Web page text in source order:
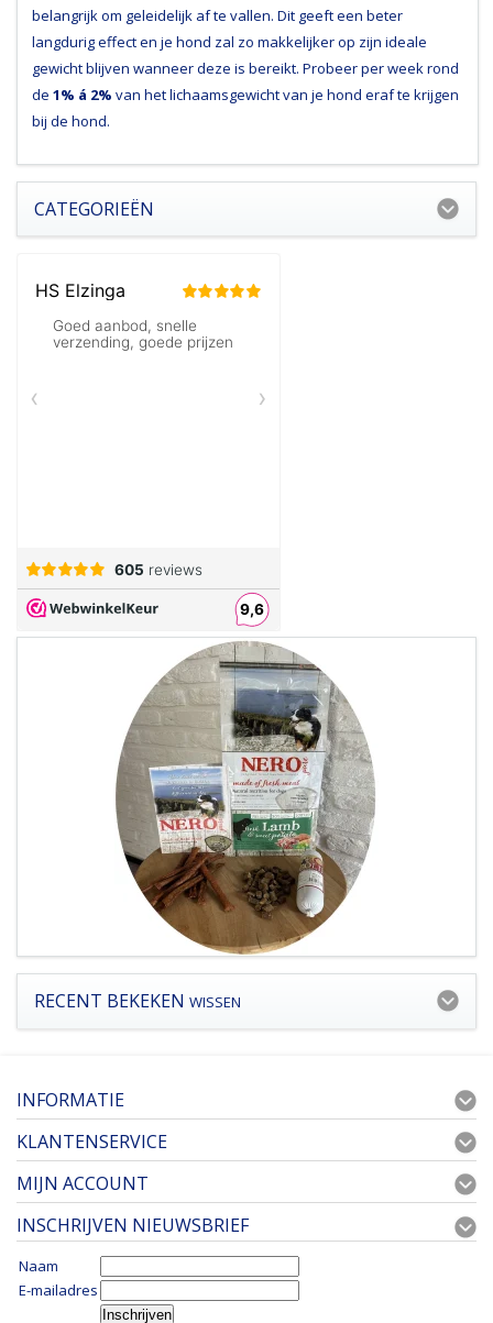
belangrijk om geleidelijk af te vallen. Dit geeft een beter
langdurig effect en je hond zal zo makkelijker op zijn ideale
gewicht blijven wanneer deze is bereikt. Probeer per week rond
de 1% á 2% van het lichaamsgewicht van je hond eraf te krijgen
bij de hond.
CATEGORIEËN
RECENT BEKEKEN WISSEN
INFORMATIE
KLANTENSERVICE
MIJN ACCOUNT
INSCHRIJVEN NIEUWSBRIEF
Naam
E-mailadres